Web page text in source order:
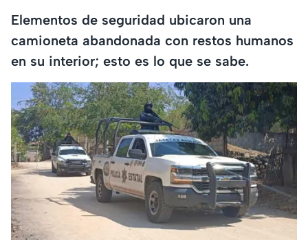
Elementos de seguridad ubicaron una
camioneta abandonada con restos humanos
en su interior; esto es lo que se sabe.